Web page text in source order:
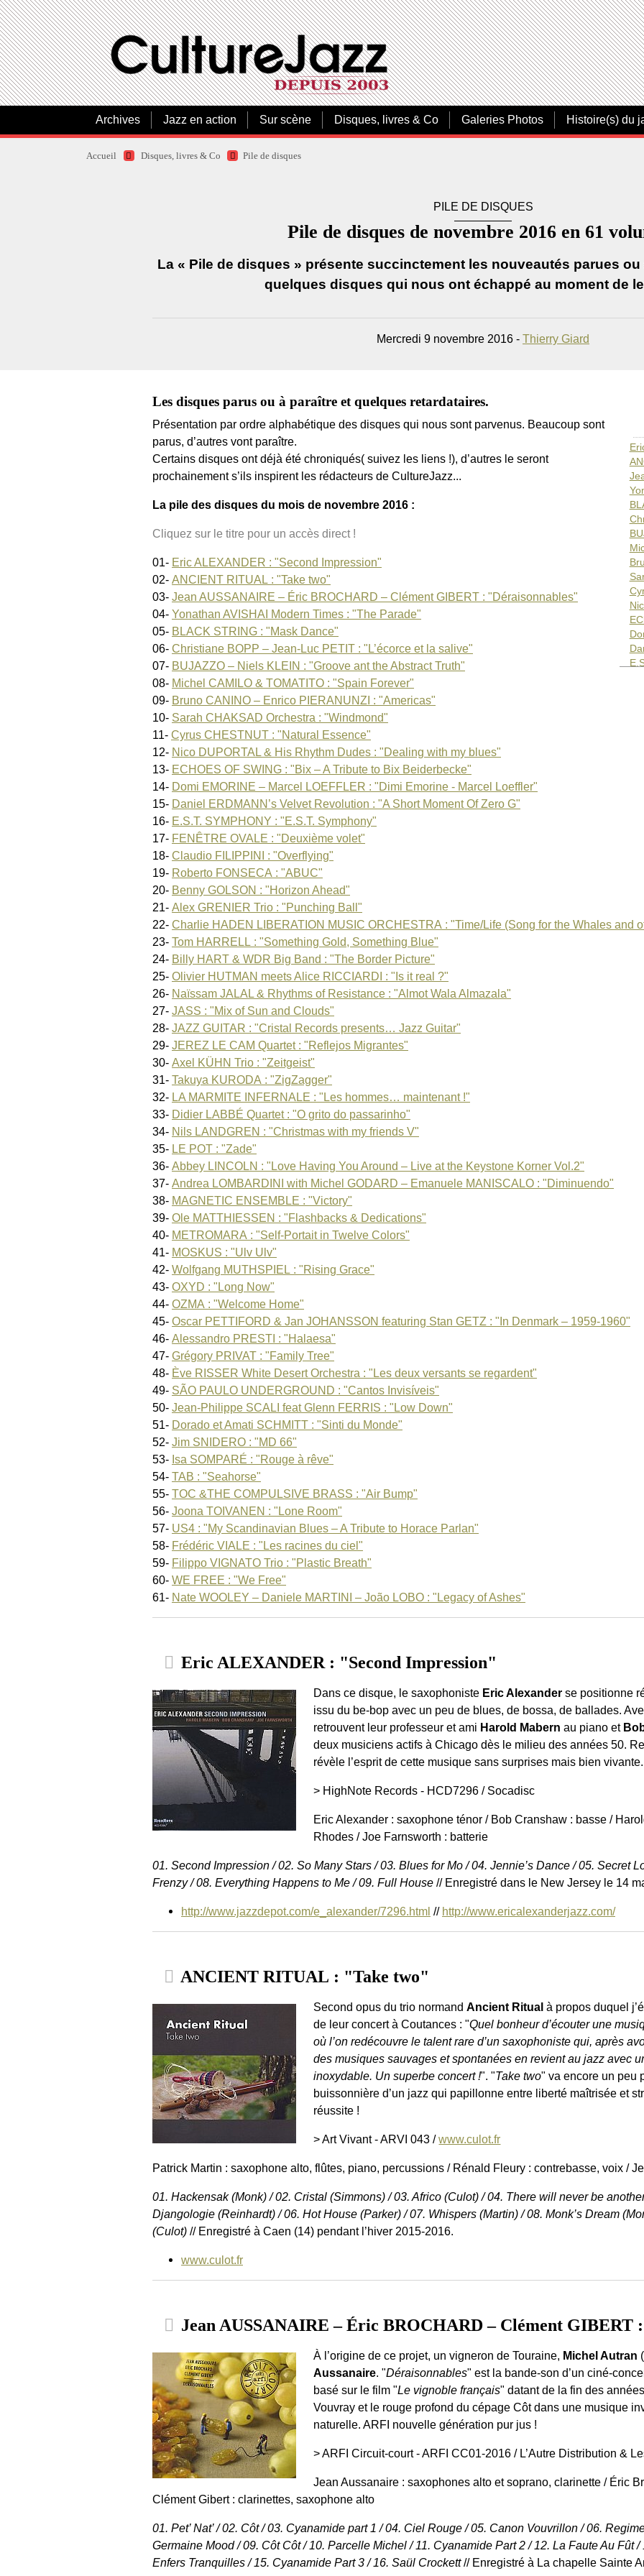
Archives Jazz en action Sur scène Disques, livres & Co Galeries Photos Histoire(s) du
Accueil Disques, livres & Co Pile de disques
PILE DE DISQUES
Pile de disques de novembre 2016 en 61
La « Pile de disques » présente succinctement les nouveautés parues
quelques disques qui nous ont échappé au moment de
Mercredi 9 novembre 2016 - Thierry Giard
Les disques parus ou à paraître et quelques retardataires.
Présentation par ordre alphabétique des disques qui nous sont parvenus. Beaucoup sont
parus, d’autres vont paraître.
Certains disques ont déjà été chroniqués( suivez les liens !), d’autres le seront
prochainement s’ils inspirent les rédacteurs de CultureJazz...
La pile des disques du mois de novembre 2016 :
Cliquez sur le titre pour un accès direct !
01- Eric ALEXANDER : "Second Impression"
02- ANCIENT RITUAL : "Take two"
03- Jean AUSSANAIRE – Éric BROCHARD – Clément GIBERT : "Déraisonnables"
04- Yonathan AVISHAI Modern Times : "The Parade"
05- BLACK STRING : "Mask Dance"
06- Christiane BOPP – Jean-Luc PETIT : "L’écorce et la salive"
07- BUJAZZO – Niels KLEIN : "Groove ant the Abstract Truth"
08- Michel CAMILO & TOMATITO : "Spain Forever"
09- Bruno CANINO – Enrico PIERANUNZI : "Americas"
10- Sarah CHAKSAD Orchestra : "Windmond"
11- Cyrus CHESTNUT : "Natural Essence"
12- Nico DUPORTAL & His Rhythm Dudes : "Dealing with my blues"
13- ECHOES OF SWING : "Bix – A Tribute to Bix Beiderbecke"
14- Domi EMORINE – Marcel LOEFFLER : "Dimi Emorine - Marcel Loeffler"
15- Daniel ERDMANN’s Velvet Revolution : "A Short Moment Of Zero G"
16- E.S.T. SYMPHONY : "E.S.T. Symphony"
17- FENÊTRE OVALE : "Deuxième volet"
18- Claudio FILIPPINI : "Overflying"
19- Roberto FONSECA : "ABUC"
20- Benny GOLSON : "Horizon Ahead"
21- Alex GRENIER Trio : "Punching Ball"
22- Charlie HADEN LIBERATION MUSIC ORCHESTRA : "Time/Life (Song for the Whales and
23- Tom HARRELL : "Something Gold, Something Blue"
24- Billy HART & WDR Big Band : "The Border Picture"
25- Olivier HUTMAN meets Alice RICCIARDI : "Is it real ?"
26- Naïssam JALAL & Rhythms of Resistance : "Almot Wala Almazala"
27- JASS : "Mix of Sun and Clouds"
28- JAZZ GUITAR : "Cristal Records presents… Jazz Guitar"
29- JEREZ LE CAM Quartet : "Reflejos Migrantes"
30- Axel KÜHN Trio : "Zeitgeist"
31- Takuya KURODA : "ZigZagger"
32- LA MARMITE INFERNALE : "Les hommes… maintenant !"
33- Didier LABBÉ Quartet : "O grito do passarinho"
34- Nils LANDGREN : "Christmas with my friends V"
35- LE POT : "Zade"
36- Abbey LINCOLN : "Love Having You Around – Live at the Keystone Korner Vol.2"
37- Andrea LOMBARDINI with Michel GODARD – Emanuele MANISCALO : "Diminuendo"
38- MAGNETIC ENSEMBLE : "Victory"
39- Ole MATTHIESSEN : "Flashbacks & Dedications"
40- METROMARA : "Self-Portait in Twelve Colors"
41- MOSKUS : "Ulv Ulv"
42- Wolfgang MUTHSPIEL : "Rising Grace"
43- OXYD : "Long Now"
44- OZMA : "Welcome Home"
45- Oscar PETTIFORD & Jan JOHANSSON featuring Stan GETZ : "In Denmark – 1959-1960"
46- Alessandro PRESTI : "Halaesa"
47- Grégory PRIVAT : "Family Tree"
48- Ève RISSER White Desert Orchestra : "Les deux versants se regardent"
49- SÃO PAULO UNDERGROUND : "Cantos Invisíveis"
50- Jean-Philippe SCALI feat Glenn FERRIS : "Low Down"
51- Dorado et Amati SCHMITT : "Sinti du Monde"
52- Jim SNIDERO : "MD 66"
53- Isa SOMPARÉ : "Rouge à rêve"
54- TAB : "Seahorse"
55- TOC &THE COMPULSIVE BRASS : "Air Bump"
56- Joona TOIVANEN : "Lone Room"
57- US4 : "My Scandinavian Blues – A Tribute to Horace Parlan"
58- Frédéric VIALE : "Les racines du ciel"
59- Filippo VIGNATO Trio : "Plastic Breath"
60- WE FREE : "We Free"
61- Nate WOOLEY – Daniele MARTINI – João LOBO : "Legacy of Ashes"
Eric ALEXANDER : "Second Impression"
Dans ce disque, le saxophoniste Eric Alexander se positionne
issu du be-bop avec un peu de blues, de bossa, de ballades.
retrouvent leur professeur et ami Harold Mabern au piano et
deux musiciens actifs à Chicago dès le milieu des années 50.
révèle l’esprit de cette musique sans surprises mais bien vivante.
> HighNote Records - HCD7296 / Socadisc
Eric Alexander : saxophone ténor / Bob Cranshaw : basse /
Rhodes / Joe Farnsworth : batterie
01. Second Impression / 02. So Many Stars / 03. Blues for Mo / 04. Jennie’s Dance / 05. Secret
Frenzy / 08. Everything Happens to Me / 09. Full House // Enregistré dans le New Jersey le 14
http://www.jazzdepot.com/e_alexander/7296.html // http://www.ericalexanderjazz.com/
ANCIENT RITUAL : "Take two"
Second opus du trio normandAncient Ritual à propos duquel
de leur concert à Coutances : "Quel bonheur d’écouter une
où l’on redécouvre le talent rare d’un saxophoniste qui, après
des musiques sauvages et spontanées en revient au jazz avec
inoxydable. Un superbe concert !". "Take two" va encore un peu
buissonnière d’un jazz qui papillonne entre liberté maîtrisée et
réussite !
> Art Vivant - ARVI 043 /www.culot.fr
Patrick Martin : saxophone alto, flûtes, piano, percussions / Rénald Fleury : contrebasse, voix /
01. Hackensak (Monk) / 02. Cristal (Simmons) / 03. Africo (Culot) / 04. There will never be
Djangologie (Reinhardt) / 06. Hot House (Parker) / 07. Whispers (Martin) / 08. Monk’s Dream
(Culot) // Enregistré à Caen (14) pendant l’hiver 2015-2016.
www.culot.fr
Jean AUSSANAIRE – Éric BROCHARD – Clément GIBERT
À l’origine de ce projet, un vigneron de Touraine, Michel Autran (
Aussanaire. "Déraisonnables" est la bande-son d’un ciné-
basé sur le film "Le vignoble français" datant de la fin des
Vouvray et le rouge profond du cépage Côt dans une musique
naturelle. ARFI nouvelle génération pur jus !
> ARFI Circuit-court - ARFI CC01-2016 / L’Autre Distribution &
Jean Aussanaire : saxophones alto et soprano, clarinette / Éric
Clément Gibert : clarinettes, saxophone alto
01. Pet’ Nat’ / 02. Côt / 03. Cyanamide part 1 / 04. Ciel Rouge / 05. Canon Vouvrillon / 06.
Germaine Mood / 09. Côt Côt / 10. Parcelle Michel / 11. Cyanamide Part 2 / 12. La Faute Au Fût
Enfers Tranquilles / 15. Cyanamide Part 3 / 16. Saül Crockett// Enregistré à La chapelle Sainte